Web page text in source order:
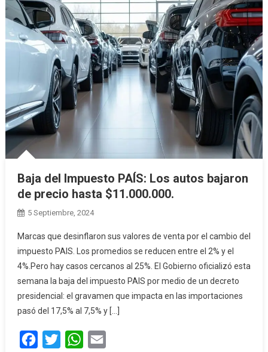
Baja del Impuesto PAÍS: Los autos bajaron
de precio hasta $11.000.000.
5 Septiembre, 2024
Marcas que desinflaron sus valores de venta por el cambio del
impuesto PAIS. Los promedios se reducen entre el 2% y el
4%.Pero hay casos cercanos al 25%. El Gobierno oficializó esta
semana la baja del impuesto PAIS por medio de un decreto
presidencial: el gravamen que impacta en las importaciones
pasó del 17,5% al 7,5% y […]
Facebook
Twitter WhatsApp